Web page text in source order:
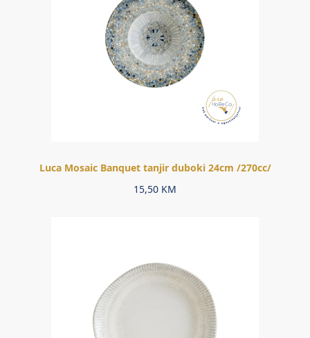
Luca Mosaic Banquet tanjir duboki 24cm /270cc/
15,50 KM